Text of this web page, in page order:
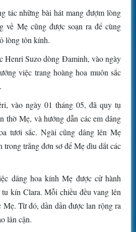
tác những bài hát mang đượm lòng
về Mẹ cũng được soạn ra để cùng
lòng tôn kính.
Henri Suzo dòng Đaminh, vào ngày
việc trang hoàng hoa muôn sắc
vào ngày 01 tháng 05, đã quy tụ
thờ Mẹ, và hướng dẫn các em dâng
tươi sắc. Ngài cũng dâng lên Mẹ
trong trắng đơn sơ để Mẹ dìu dắt các
dâng hoa kính Mẹ được cử hành
kín Clara. Mỗi chiều đều vang lên
Từ đó, dần dần được lan rộng ra
lân cận.